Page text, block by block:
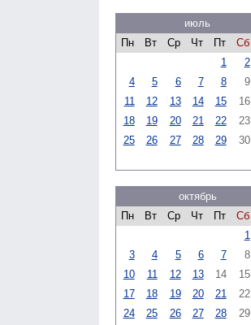
июль
Пн
Вт Ср Чт Пт Сб
1
2
4
5 6 7 8 9
11
12 13 14 15 16
18
19 20 21 22 23
25
26 27 28 29 30
октябрь
Пн
Вт Ср Чт Пт Сб
1
3
4 5 6 7 8
10
11 12 13 14 15
17
18 19 20 21 22
24
25 26 27 28 29